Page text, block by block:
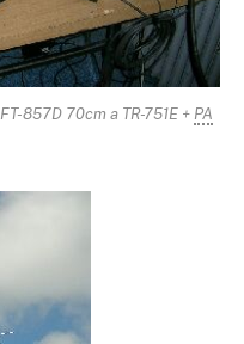
857D 70cm a TR-751E + PA